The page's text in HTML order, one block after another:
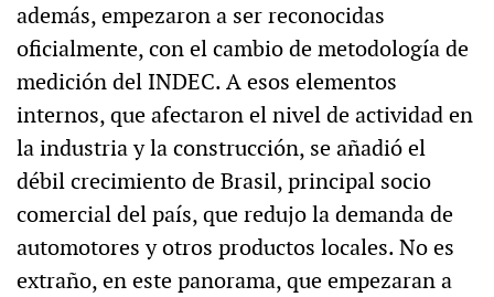
además, empezaron a ser reconocidas
oficialmente, con el cambio de metodología de
medición del INDEC. A esos elementos
internos, que afectaron el nivel de actividad en
la industria y la construcción, se añadió el
débil crecimiento de Brasil, principal socio
comercial del país, que redujo la demanda de
automotores y otros productos locales. No es
extraño, en este panorama, que empezaran a